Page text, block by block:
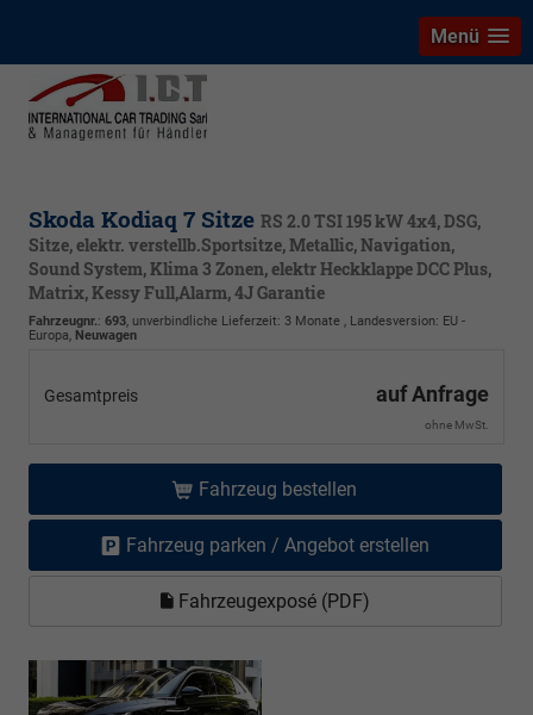
Menü
Skoda Kodiaq 7 Sitze RS 2.0 TSI 195 kW 4x4, DSG,
Sitze, elektr. verstellb.Sportsitze, Metallic, Navigation,
Sound System, Klima 3 Zonen, elektr Heckklappe DCC Plus,
Matrix, Kessy Full,Alarm, 4J Garantie
Fahrzeugnr.: 693, unverbindliche Lieferzeit: 3 Monate , Landesversion: EU -
Europa, Neuwagen
Gesamtpreis auf Anfrage
ohne MwSt.
Fahrzeug bestellen
Fahrzeug parken / Angebot erstellen
Fahrzeugexposé (PDF)